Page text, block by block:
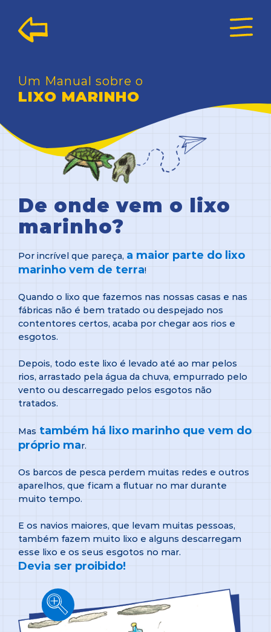
Um Manual sobre o
LIXO MARINHO
De onde vem o lixo
marinho?
Por incrível que pareça, a maior parte do lixo
marinho vem de terra!
Quando o lixo que fazemos nas nossas casas e nas
fábricas não é bem tratado ou despejado nos
contentores certos, acaba por chegar aos rios e
esgotos.
Depois, todo este lixo é levado até ao mar pelos
rios, arrastado pela água da chuva, empurrado pelo
vento ou descarregado pelos esgotos não
tratados.
Mas também há lixo marinho que vem do
próprio mar.
Os barcos de pesca perdem muitas redes e outros
aparelhos, que ficam a flutuar no mar durante
muito tempo.
E os navios maiores, que levam muitas pessoas,
também fazem muito lixo e alguns descarregam
esse lixo e os seus esgotos no mar.
Devia ser proibido!